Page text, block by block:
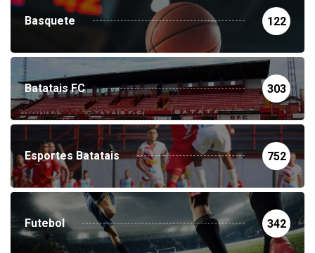
Basquete 122
Batatais FC 303
Esportes Batatais 752
Futebol 342